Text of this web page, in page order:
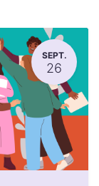
SEPT.
26